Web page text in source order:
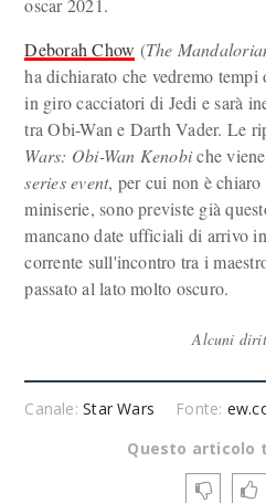
oscar 2021.
Deborah Chow (The
ha dichiarato che vedremo
in giro cacciatori di Jedi e sarà
tra Obi-Wan e Darth Vader. Le
Wars: Obi-Wan Kenobiche
series event, per cui non è chiaro
miniserie, sono previste già
mancano date ufficiali di arrivo
corrente sull'incontro tra i
passato al lato molto oscuro.
Alcuni
Canale:Star Wars Fonte:
Questo articolo